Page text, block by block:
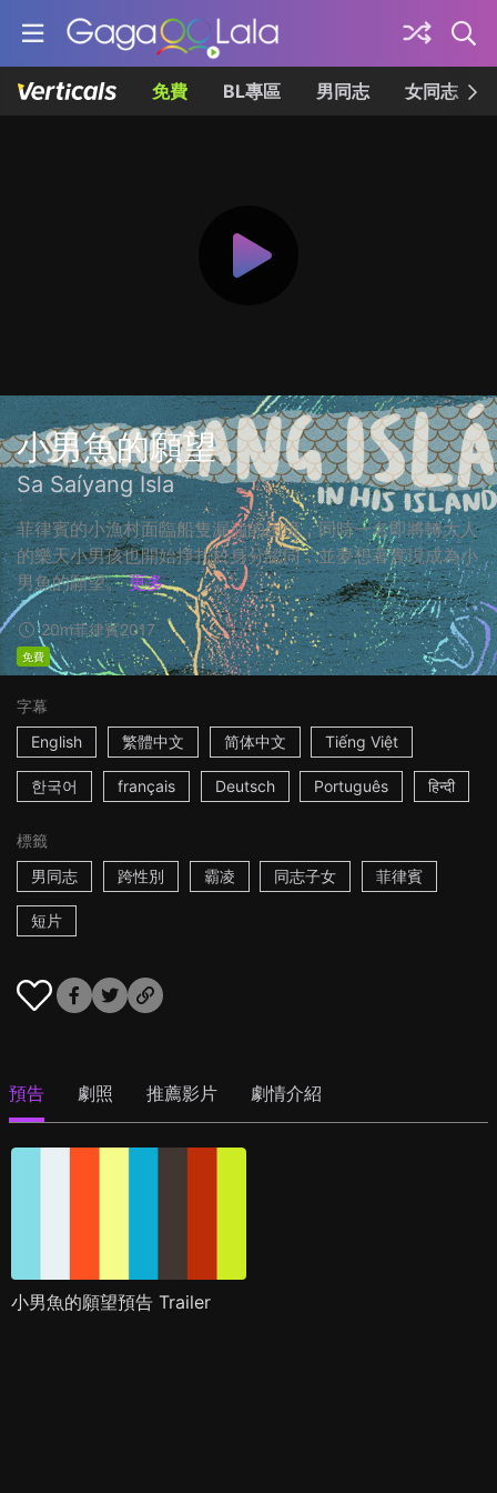
免費 BL專區 男同志 女同志
小男魚的願望
Sa Saíyang Isla
菲律賓的小漁村面臨船隻漏油的困境，同時一名即將轉大人
的樂天小男孩也開始掙扎於身分認同，並夢想著實現成為小
男魚的願望。 更多
20m菲律賓2017
免費
字幕
English
繁體中文 简体中文 Tiếng Việt
한국어 français Deutsch Português हिन्दी
標籤
男同志
跨性別 霸凌 同志子女 菲律賓
短片
預告 劇照 推薦影片 劇情介紹
小男魚的願望預告 Trailer